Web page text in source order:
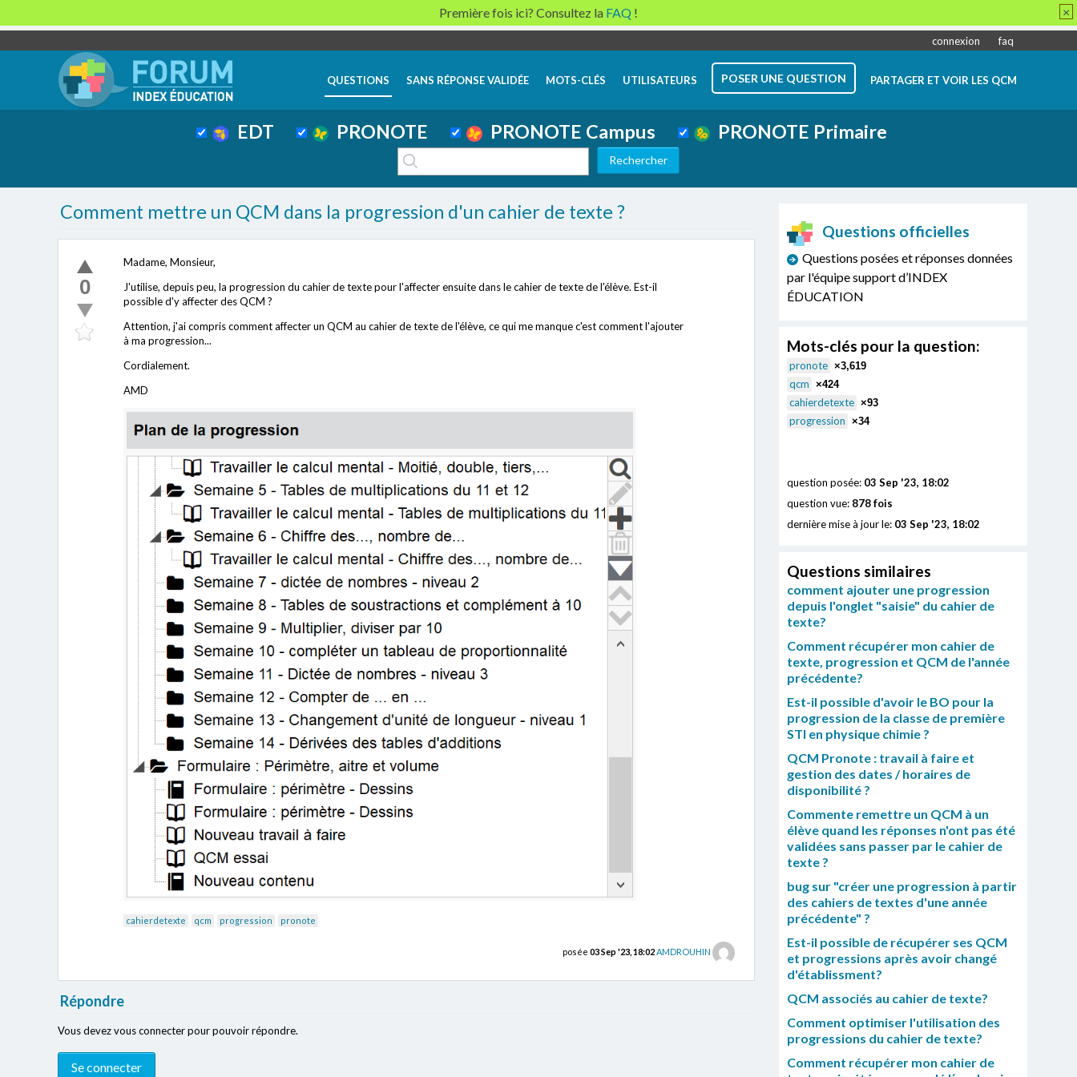
connexion faq
QUESTIONS SANS RÉPONSE VALIDÉE MOTS-CLÉS UTILISATEURS POSER UNE QUESTION PARTAGER ET VOIR LES QCM
EDT PRONOTE PRONOTE Campus PRONOTE Primaire
Comment mettre un QCM dans la progression d'un cahier de texte ?
0
Madame, Monsieur,
J'utilise, depuis peu, la progression du cahier de texte pour l'affecter ensuite dans le cahier de texte de l'élève. Est-il
possible d'y affecter des QCM ?
Attention, j'ai compris comment affecter un QCM au cahier de texte de l'élève, ce qui me manque c'est comment l'ajouter
à ma progression...
Cordialement.
AMD
cahierdetexte qcm progression pronote
posée 03 Sep '23, 18:02AMDROUHIN
Répondre
Vous devez vous connecter pour pouvoir répondre.
Questions officielles
Questions posées et réponses données
par l'équipe support d’INDEX
ÉDUCATION
Mots-clés pour la question:
pronote ×3,619
qcm ×424
cahierdetexte ×93
progression ×34
question posée: 03 Sep '23, 18:02
question vue: 878 fois
dernière mise à jour le: 03 Sep '23, 18:02
Questions similaires
comment ajouter une progression
depuis l'onglet "saisie" du cahier de
texte?
Comment récupérer mon cahier de
texte, progression et QCM de l'année
précédente?
Est-il possible d'avoir le BO pour la
progression de la classe de première
STI en physique chimie ?
QCM Pronote : travail à faire et
gestion des dates / horaires de
disponibilité ?
Commente remettre un QCM à un
élève quand les réponses n'ont pas été
validées sans passer par le cahier de
texte ?
bug sur "créer une progression à partir
des cahiers de textes d'une année
précédente" ?
Est-il possible de récupérer ses QCM
et progressions après avoir changé
d'établissment?
QCM associés au cahier de texte?
Comment optimiser l'utilisation des
progressions du cahier de texte?
Comment récupérer mon cahier de
Première fois ici? Consultez la FAQ ! ×